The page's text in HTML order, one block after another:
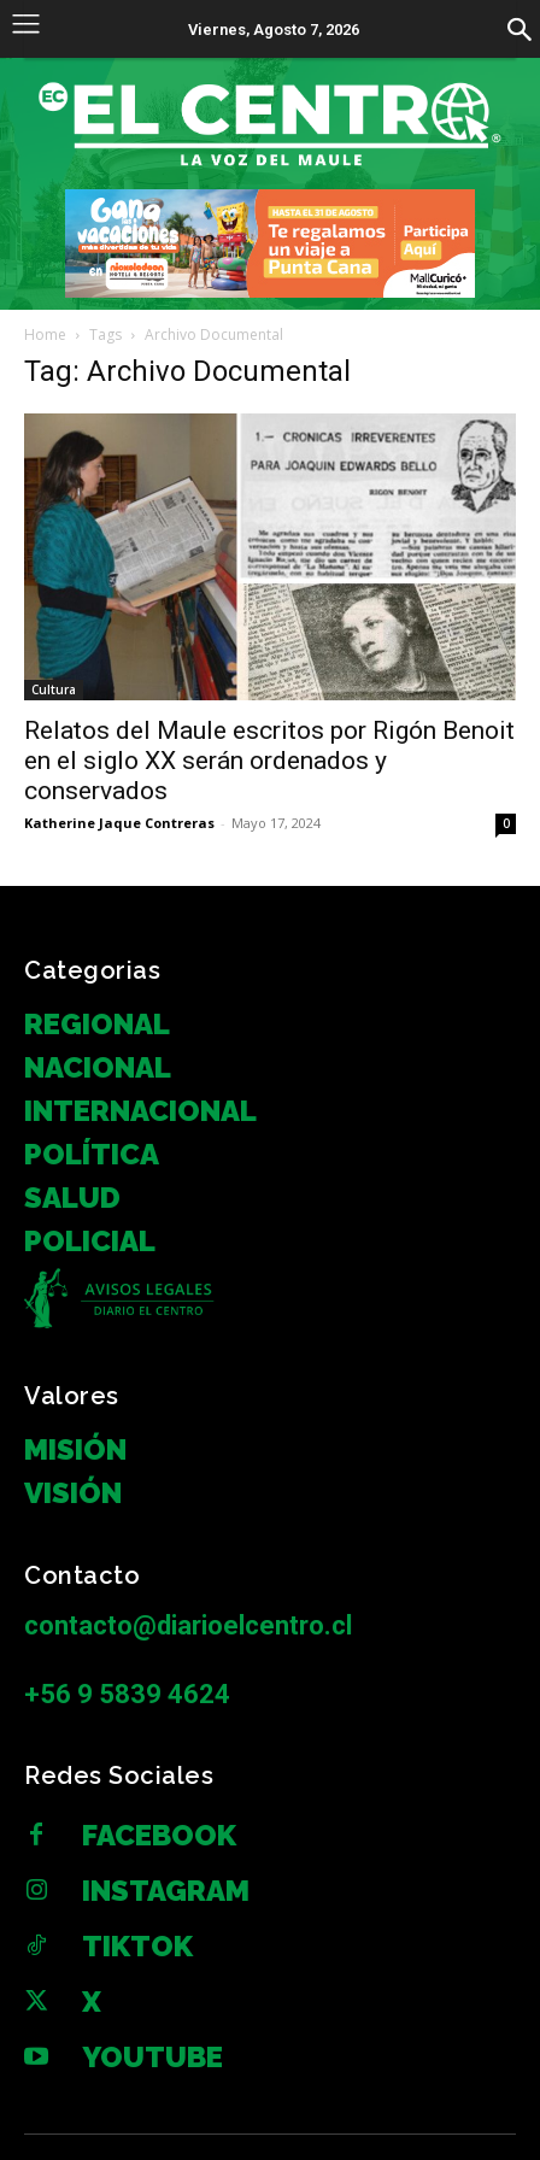
Viernes, Agosto 7, 2026
Home Tags Archivo Documental
Tag: Archivo Documental
Cultura
Relatos del Maule escritos por Rigón Benoit
en el siglo XX serán ordenados y
conservados
Katherine Jaque Contreras - Mayo 17, 2024 0
Categorias
REGIONAL
NACIONAL
INTERNACIONAL
POLÍTICA
SALUD
POLICIAL
Valores
MISIÓN
VISIÓN
Contacto
contacto@diarioelcentro.cl
+56 9 5839 4624
Redes Sociales
FACEBOOK
INSTAGRAM
TIKTOK
X
YOUTUBE